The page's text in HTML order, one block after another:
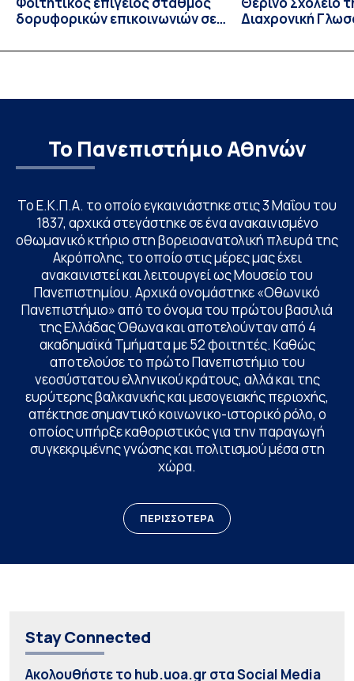
δορυφορικών επικοινωνιών σε
Διαχρονική
Linguistics in
Το Πανεπιστήμιο Αθηνών
Το Ε.Κ.Π.Α. το οποίο εγκαινιάστηκε στις 3 Μαΐου του
1837, αρχικά στεγάστηκε σε ένα ανακαινισμένο
οθωμανικό κτήριο στη βορειοανατολική πλευρά της
Ακρόπολης, το οποίο στις μέρες μας έχει
ανακαινιστεί και λειτουργεί ως Μουσείο του
Πανεπιστημίου. Αρχικά ονομάστηκε «Οθωνικό
Πανεπιστήμιο» από το όνομα του πρώτου βασιλιά
της Ελλάδας Όθωνα και αποτελούνταν από 4
ακαδημαϊκά Τμήματα με 52 φοιτητές. Καθώς
αποτελούσε το πρώτο Πανεπιστήμιο του
νεοσύστατου ελληνικού κράτους, αλλά και της
ευρύτερης βαλκανικής και μεσογειακής περιοχής,
απέκτησε σημαντικό κοινωνικο-ιστορικό ρόλο, ο
οποίος υπήρξε καθοριστικός για την παραγωγή
συγκεκριμένης γνώσης και πολιτισμού μέσα στη
χώρα.
ΠΕΡΙΣΣΟΤΕΡΑ
Stay Connected
Ακολουθήστε το hub.uoa.gr στα Social Media